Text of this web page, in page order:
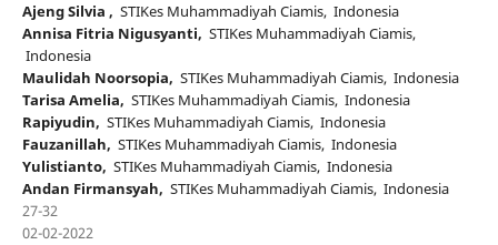
Ajeng Silvia , STIKes Muhammadiyah Ciamis, Indonesia
Annisa Fitria Nigusyanti, STIKes Muhammadiyah Ciamis,
Indonesia
Maulidah Noorsopia, STIKes Muhammadiyah Ciamis, Indonesia
Tarisa Amelia, STIKes Muhammadiyah Ciamis, Indonesia
Rapiyudin, STIKes Muhammadiyah Ciamis, Indonesia
Fauzanillah, STIKes Muhammadiyah Ciamis, Indonesia
Yulistianto, STIKes Muhammadiyah Ciamis, Indonesia
Andan Firmansyah, STIKes Muhammadiyah Ciamis, Indonesia
27-32
02-02-2022